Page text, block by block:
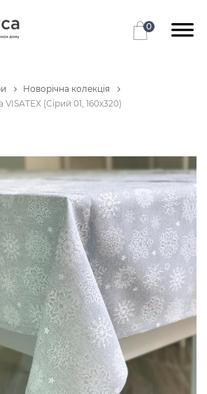
0
Новорічна колекція
(Сірий 01, 160х320)